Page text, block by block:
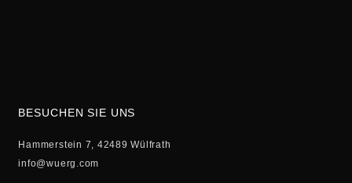
BESUCHEN SIE UNS
Hammerstein 7, 42489 Wülfrath
info@wuerg.com